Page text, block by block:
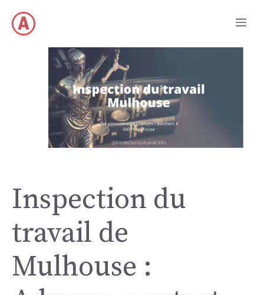
contenu
Inspection du
travail de ​
Mulhouse :